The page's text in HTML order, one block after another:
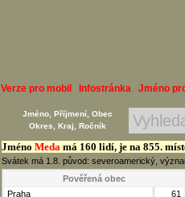
Verze pro mobil Infostránka Jméno
Jméno Meda má 160 lidí, je na 855.
Svátek má 1.8. původ: severoamerický,
Jméno, Příjmení, Obec
Okres, Kraj, Ročník
Pověřená obec
Praha
61